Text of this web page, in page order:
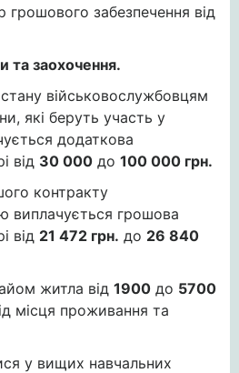
грошового забезпечення від
та заохочення.
військовослужбовцям
які беруть участь у
додаткова
від 30 000 до 100 000 грн.
контракту
виплачується грошова
від 21 472 грн. до 26 840
житла від 1900 до 5700
місця проживання та
у вищих навчальних